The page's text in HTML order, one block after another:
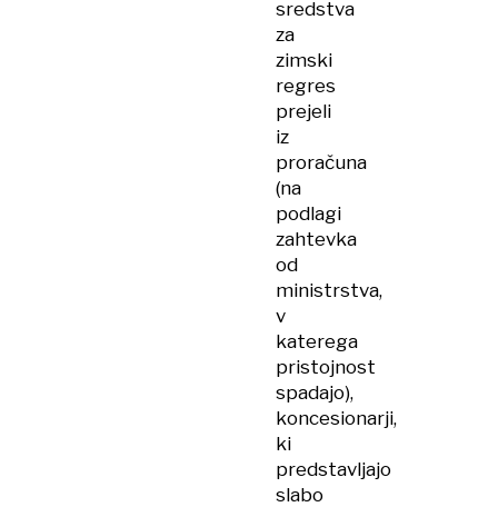
sredstva
za
zimski
regres
prejeli
iz
proračuna
(na
podlagi
zahtevka
od
ministrstva,
v
katerega
pristojnost
spadajo),
koncesionarji,
ki
predstavljajo
slabo